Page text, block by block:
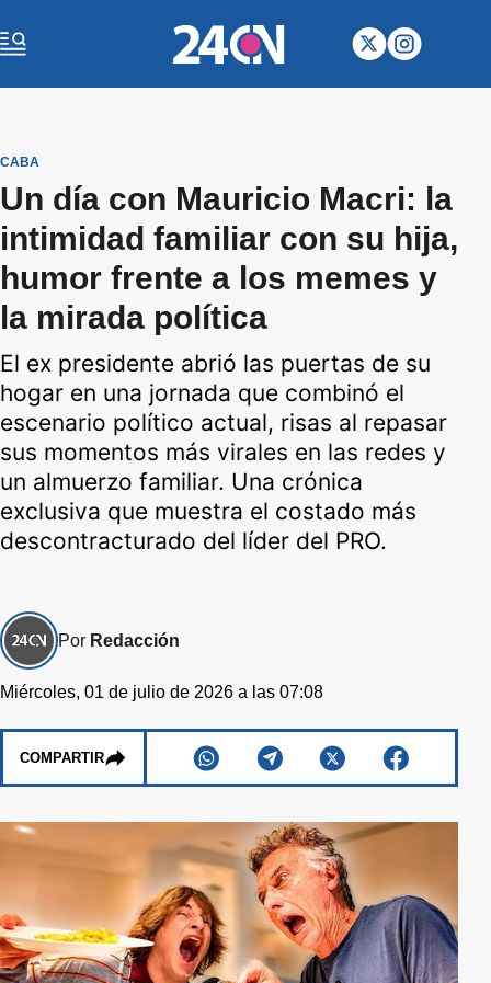
CABA
Un día con Mauricio Macri: la
intimidad familiar con su hija,
humor frente a los memes y
la mirada política
El ex presidente abrió las puertas de su
hogar en una jornada que combinó el
escenario político actual, risas al repasar
sus momentos más virales en las redes y
un almuerzo familiar. Una crónica
exclusiva que muestra el costado más
descontracturado del líder del PRO.
Por Redacción
Miércoles, 01 de julio de 2026 a las 07:08
COMPARTIR